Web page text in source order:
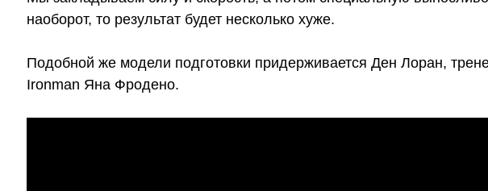
наоборот, то результат будет несколько хуже.
Подобной же модели подготовки придерживается Ден Лоран,
Ironman Яна Фродено.